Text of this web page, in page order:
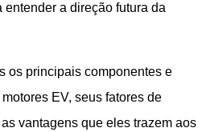
a direção futura da
os principais componentes e
EV, seus fatores de
vantagens que eles trazem aos